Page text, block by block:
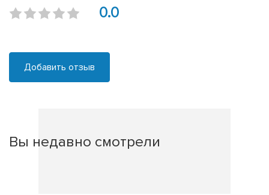
0.0
Добавить отзыв
Вы недавно смотрели